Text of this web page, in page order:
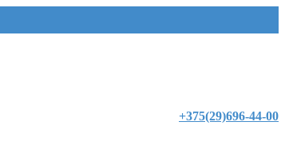
+375(29)696-44-00